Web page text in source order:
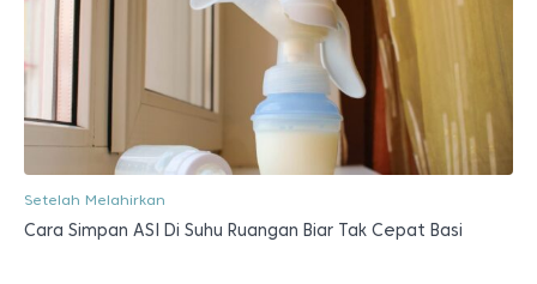
Setelah Melahirkan
Cara Simpan ASI Di Suhu Ruangan Biar Tak Cepat Basi